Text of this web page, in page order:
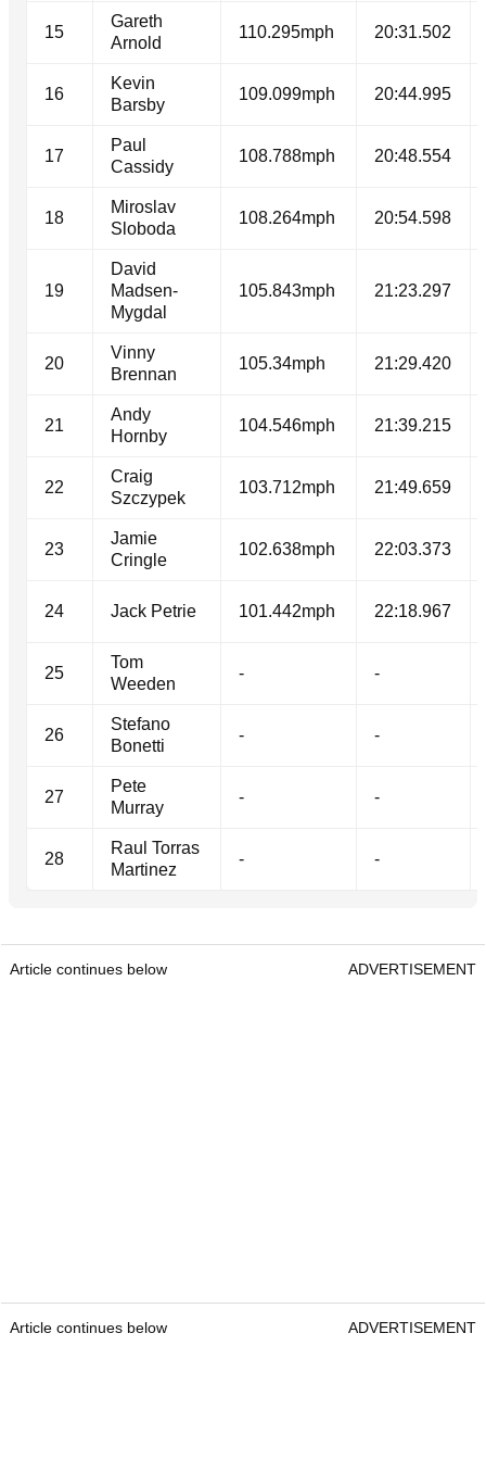
15
Gareth
Arnold
110.295mph 20:31.502
16
Kevin
Barsby
109.099mph 20:44.995
17
Paul
Cassidy
108.788mph 20:48.554
18
Miroslav
Sloboda
108.264mph 20:54.598
19
David
Madsen-
Mygdal
105.843mph 21:23.297
20
Vinny
Brennan
105.34mph 21:29.420
21
Andy
Hornby
104.546mph 21:39.215
22
Craig
Szczypek
103.712mph 21:49.659
23
Jamie
Cringle
102.638mph 22:03.373
24 Jack Petrie 101.442mph 22:18.967
25
Tom
Weeden
- -
26
Stefano
Bonetti
- -
27
Pete
Murray
- -
28
Raul Torras
Martinez
- -
Article continues below ADVERTISEMENT
Article continues below ADVERTISEMENT